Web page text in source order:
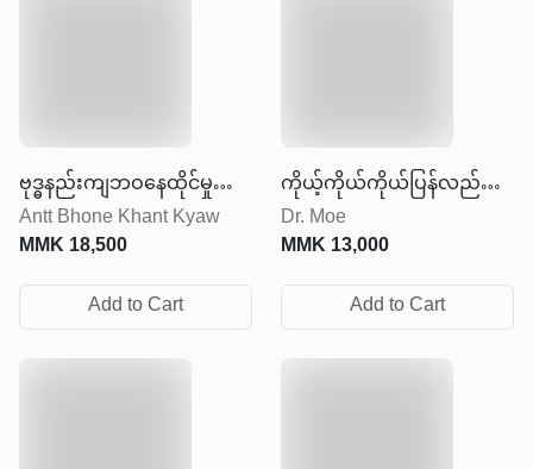
ဗုဒ္ဓနည်းကျဘဝနေထိုင်မှု
အနုပညာ
Antt Bhone Khant Kyaw
MMK18,500
Add to Cart
ကိုယ့်ကိုယ်ကိုယ်ပြန်လည်
တည်ဆောက်ခြင်း
Dr. Moe
MMK13,000
Add to Cart